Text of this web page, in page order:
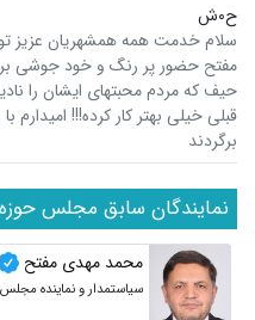
ح۰ش
سلام خدمت همه همشهریان عزیز
مفتح حضور پر رنگ و خود جوشی
حیف که مردم محبتهای ایشان را
قبلی خیلی بهتر کار کرده!!!
برگردند
نمایندگان سابق مجلس حوزه
محمد مهدی مفتح
سیاستمدار و نماینده مجلس